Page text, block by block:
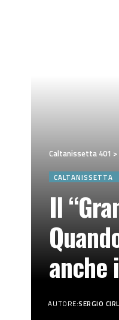
Caltanissetta 401 >
CALTANISSETTA
Il
anche
AUTORE:SERGIO